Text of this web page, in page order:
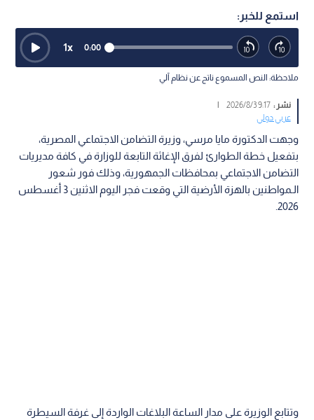
استمع للخبر:
0:00
1x
ملاحظة: النص المسموع ناتج عن نظام آلي
نشر :9:17 2026/8/3
|
عربي دولي
وجهت الدكتورة مايا مرسي، وزيرة التضامن الاجتماعي المصرية،
بتفعيل خطة الطوارئ لفرق الإغاثة التابعة للوزارة في كافة مديريات
التضامن الاجتماعي بمحافظات الجمهورية، وذلك فور شعور
الـمواطنين بالهزة الأرضية التي وقعت فجر اليوم الاثنين 3 أغسطس
2026.
وتتابع الوزيرة على مدار الساعة البلاغات الواردة إلى غرفة السيطرة